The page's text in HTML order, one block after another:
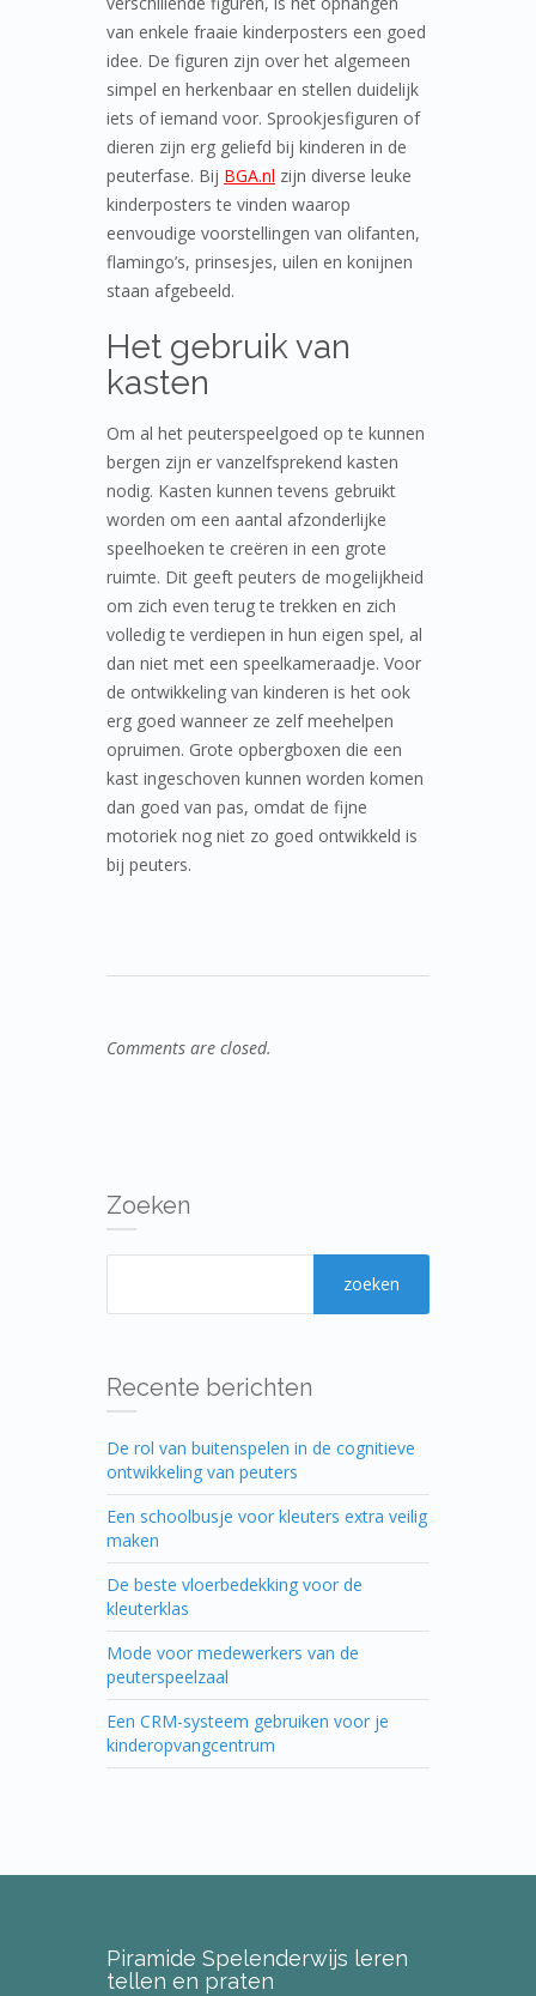
van enkele fraaie kinderposters een goed
idee. De figuren zijn over het algemeen
simpel en herkenbaar en stellen duidelijk
iets of iemand voor. Sprookjesfiguren of
dieren zijn erg geliefd bij kinderen in de
peuterfase. Bij BGA.nl zijn diverse leuke
kinderposters te vinden waarop
eenvoudige voorstellingen van olifanten,
flamingo’s, prinsesjes, uilen en konijnen
staan afgebeeld.
Het gebruik van
kasten
Om al het peuterspeelgoed op te kunnen
bergen zijn er vanzelfsprekend kasten
nodig. Kasten kunnen tevens gebruikt
worden om een aantal afzonderlijke
speelhoeken te creëren in een grote
ruimte. Dit geeft peuters de mogelijkheid
om zich even terug te trekken en zich
volledig te verdiepen in hun eigen spel, al
dan niet met een speelkameraadje. Voor
de ontwikkeling van kinderen is het ook
erg goed wanneer ze zelf meehelpen
opruimen. Grote opbergboxen die een
kast ingeschoven kunnen worden komen
dan goed van pas, omdat de fijne
motoriek nog niet zo goed ontwikkeld is
bij peuters.
Comments are closed.
Zoeken
Recente berichten
De rol van buitenspelen in de cognitieve
ontwikkeling van peuters
Een schoolbusje voor kleuters extra veilig
maken
De beste vloerbedekking voor de
kleuterklas
Mode voor medewerkers van de
peuterspeelzaal
Een CRM-systeem gebruiken voor je
kinderopvangcentrum
Piramide Spelenderwijs leren
tellen en praten